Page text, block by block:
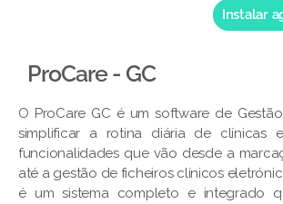
Instalar
ProCare - GC
O ProCare GC é um software de
simplificar a rotina diária de clínicas
funcionalidades que vão desde a
até a gestão de ficheiros clínicos
é um sistema completo e integrado